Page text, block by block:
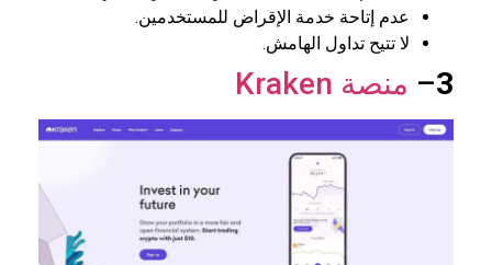
عدم إتاحة خدمة الإقراض للمستخدمين.
لا تتيح تداول الهامش.
3
– منصة Kraken